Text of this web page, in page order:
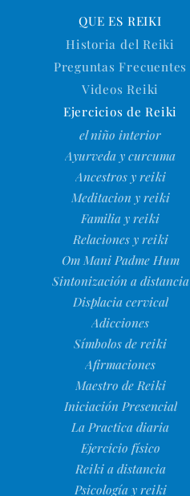
QUE ES REIKI
Historia del Reiki
Preguntas Frecuentes
Videos Reiki
Ejercicios de Reiki
el niño interior
Ayurveda y curcuma
Ancestros y reiki
Meditacion y reiki
Familia y reiki
Relaciones y reiki
Om Mani Padme Hum
Sintonización a distancia
Displacia cervical
Adicciones
Símbolos de reiki
Afirmaciones
Maestro de Reiki
Iniciación Presencial
La Practica diaria
Ejercicio físico
Reiki a distancia
Psicología y reiki